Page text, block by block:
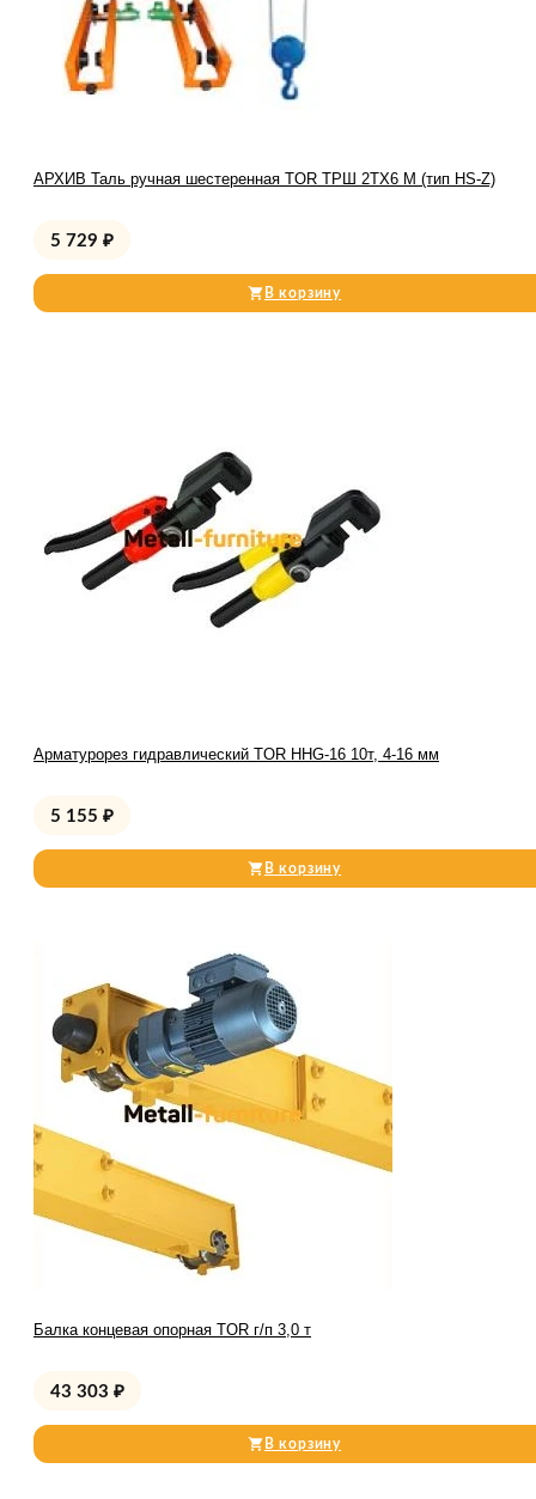
АРХИВ Таль ручная шестеренная TOR ТРШ 2ТХ6 М (тип HS-Z)
5 729 ₽
В корзину
Арматурорез гидравлический TOR HHG-16 10т, 4-16 мм
5 155 ₽
В корзину
Балка концевая опорная TOR г/п 3,0 т
43 303 ₽
В корзину